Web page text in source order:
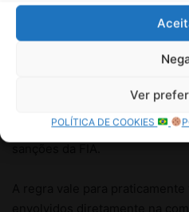
Ver
POLÍTICA DE COOKIES